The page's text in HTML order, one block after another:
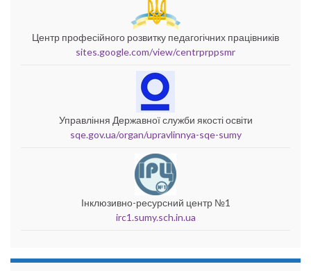
Центр професійного розвитку педагогічних працівників
sites.google.com/view/centrprppsmr
Управління Державної служби якості освіти
sqe.gov.ua/organ/upravlinnya-sqe-sumy
Інклюзивно-ресурсний центр №1
irc1.sumy.sch.in.ua